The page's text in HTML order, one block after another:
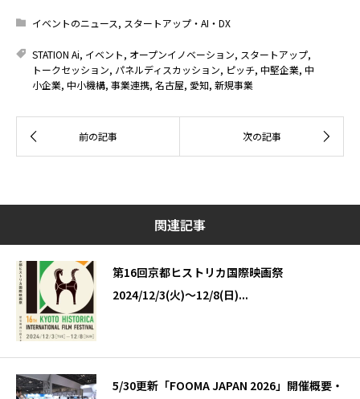
イベントのニュース, スタートアップ・AI・DX
STATION Ai, イベント, オープンイノベーション, スタートアップ,
トークセッション, パネルディスカッション, ピッチ, 中堅企業, 中
小企業, 中小機構, 事業連携, 名古屋, 愛知, 新規事業
関連記事
第16回京都ヒストリカ国際映画祭
2024/12/3(火)～12/8(日)...
5/30更新「FOOMA JAPAN 2026」開催概要・